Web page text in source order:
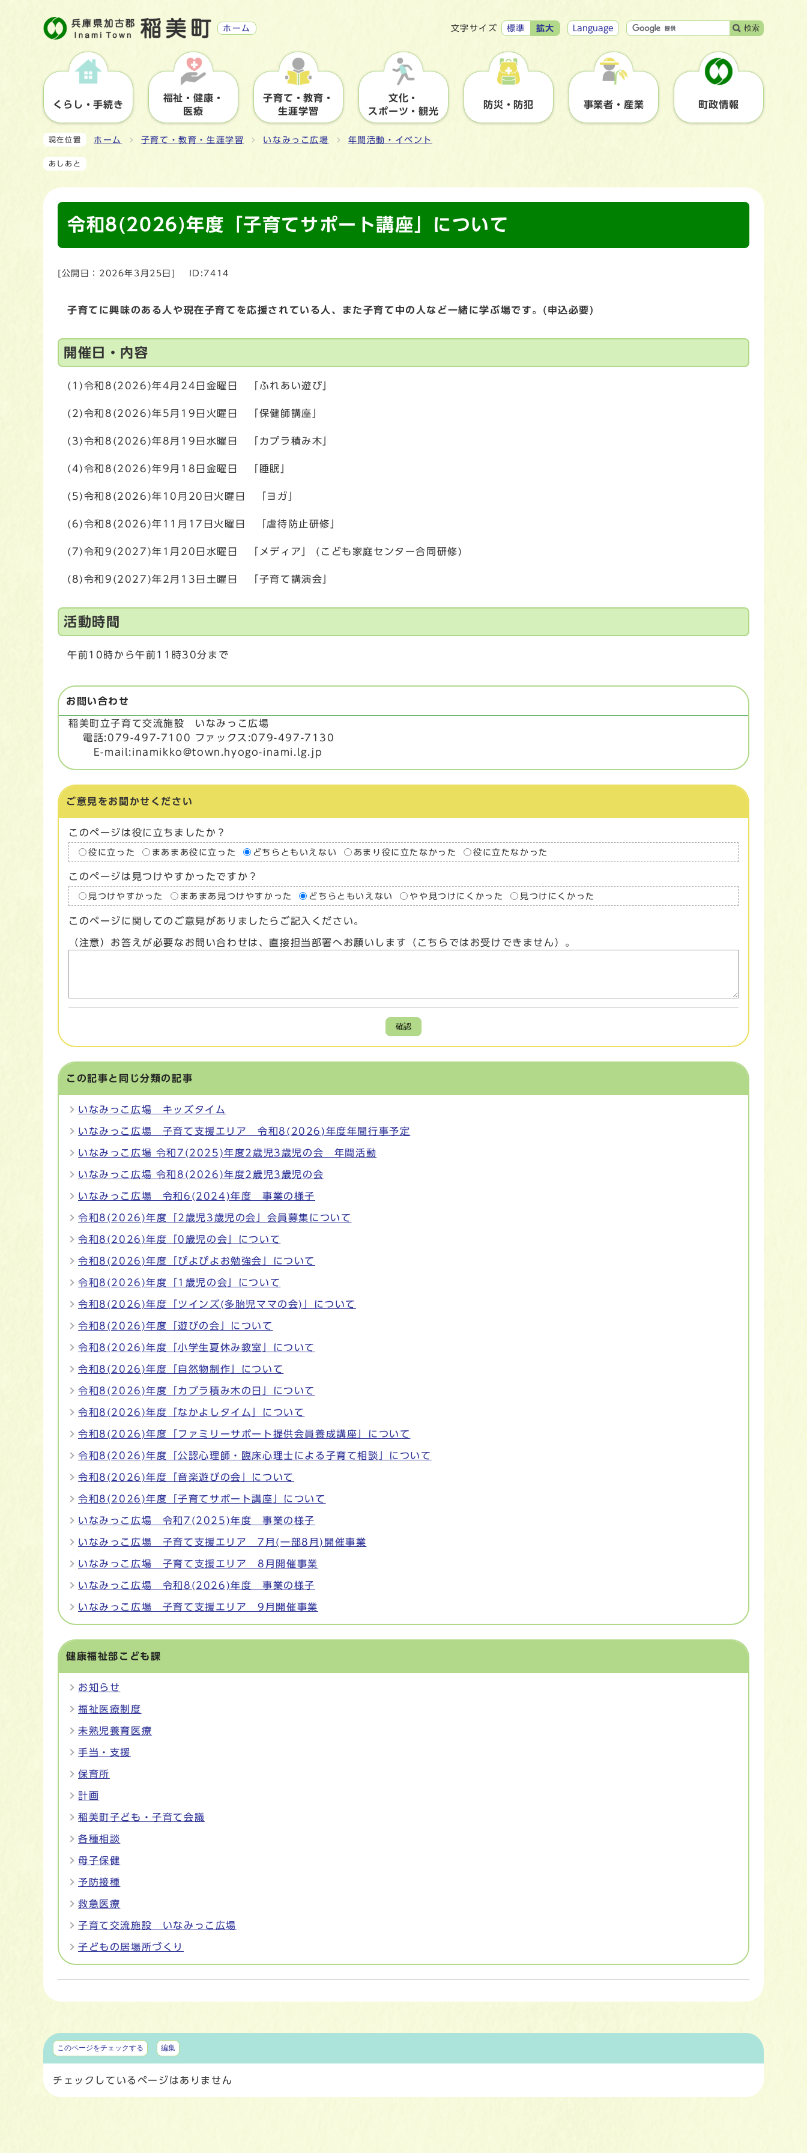
ホーム 文字サイズ 標準 拡大 Language 検索
くらし・手続き
福祉・健康・
医療
子育て・教育・
生涯学習
文化・
スポーツ・観光
防災・防犯 事業者・産業 町政情報
現在位置 ホーム 子育て・教育・生涯学習 いなみっこ広場 年間活動・イベント
あしあと
令和8(2026)年度「子育てサポート講座」について
[公開日： 2026年3月25日 ID:7414
子育てに興味のある人や現在子育てを応援されている人、また子育て中の人など一緒に学ぶ場です。(申込必要)
開催日・内容
(1)令和8(2026)年4月24日金曜日 「ふれあい遊び」
(2)令和8(2026)年5月19日火曜日 「保健師講座」
(3)令和8(2026)年8月19日水曜日 「カプラ積み木」
(4)令和8(2026)年9月18日金曜日 「睡眠」
(5)令和8(2026)年10月20日火曜日 「ヨガ」
(6)令和8(2026)年11月17日火曜日 「虐待防止研修」
(7)令和9(2027)年1月20日水曜日 「メディア」 (こども家庭センター合同研修)
(8)令和9(2027)年2月13日土曜日 「子育て講演会」
活動時間
午前10時から午前11時30分まで
お問い合わせ
稲美町立子育て交流施設 いなみっこ広場
電話:079-497-7100 ファックス:079-497-7130
E-mail:inamikko@town.hyogo-inami.lg.jp
ご意見をお聞かせください
このページは役に立ちましたか？
役に立った まあまあ役に立った どちらともいえない あまり役に立たなかった 役に立たなかった
このページは見つけやすかったですか？
見つけやすかった まあまあ見つけやすかった どちらともいえない やや見つけにくかった 見つけにくかった
このページに関してのご意見がありましたらご記入ください。
（注意）お答えが必要なお問い合わせは、直接担当部署へお願いします（こちらではお受けできません）。
確認
この記事と同じ分類の記事
いなみっこ広場 キッズタイム
いなみっこ広場 子育て支援エリア 令和8(2026)年度年間行事予定
いなみっこ広場 令和7(2025)年度2歳児3歳児の会 年間活動
いなみっこ広場 令和8(2026)年度2歳児3歳児の会
いなみっこ広場 令和6(2024)年度 事業の様子
令和8(2026)年度「2歳児3歳児の会」会員募集について
令和8(2026)年度「0歳児の会」について
令和8(2026)年度「ぴよぴよお勉強会」について
令和8(2026)年度「1歳児の会」について
令和8(2026)年度「ツインズ(多胎児ママの会)」について
令和8(2026)年度「遊びの会」について
令和8(2026)年度「小学生夏休み教室」について
令和8(2026)年度「自然物制作」について
令和8(2026)年度「カプラ積み木の日」について
令和8(2026)年度「なかよしタイム」について
令和8(2026)年度「ファミリーサポート提供会員養成講座」について
令和8(2026)年度「公認心理師・臨床心理士による子育て相談」について
令和8(2026)年度「音楽遊びの会」について
令和8(2026)年度「子育てサポート講座」について
いなみっこ広場 令和7(2025)年度 事業の様子
いなみっこ広場 子育て支援エリア 7月(一部8月)開催事業
いなみっこ広場 子育て支援エリア 8月開催事業
いなみっこ広場 令和8(2026)年度 事業の様子
いなみっこ広場 子育て支援エリア 9月開催事業
健康福祉部こども課
お知らせ
福祉医療制度
未熟児養育医療
手当・支援
保育所
計画
稲美町子ども・子育て会議
各種相談
母子保健
予防接種
救急医療
子育て交流施設 いなみっこ広場
子どもの居場所づくり
マイページ
このページをチェックする 編集
チェックしているページはありません